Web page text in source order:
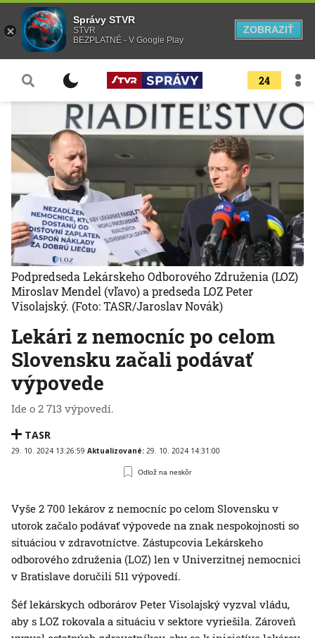
24
Lekári z nemocníc po celom
Slovensku začali podávať
výpovede
Ide o 2 713 výpovedí.
TASR
29. 10. 2024 13:26:59 Aktualizované: 29. 10. 2024 14:31:00
Odlož na neskôr
Podpredseda Lekárskeho Odborového Združenia (LOZ)
Miroslav Mendel (vľavo) a predseda LOZ Peter
Visolajský. (Foto: TASR/Jaroslav Novák)
Vyše 2 700 lekárov z nemocníc po celom Slovensku v
utorok začalo podávať výpovede na znak nespokojnosti so
situáciou v zdravotníctve. Zástupcovia Lekárskeho
odborového združenia (LOZ) len v Univerzitnej nemocnici
v Bratislave doručili 511 výpovedí.
Šéf lekárskych odborárov Peter Visolajský vyzval vládu,
aby s LOZ rokovala a situáciu v sektore vyriešila. Zároveň
Správy STVR
STVR
BEZPLATNÉ - V Google Play
ZOBRAZIŤ